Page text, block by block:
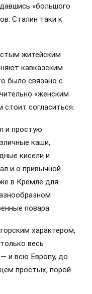
«большого
Сталин таки к
житейским
кавказским
было связано с
«женским
согласиться.
и простую
каши,
кисели и
и о привычной
в Кремле для
повара.
характером,
весь
и всю Европу, до
простых, порой